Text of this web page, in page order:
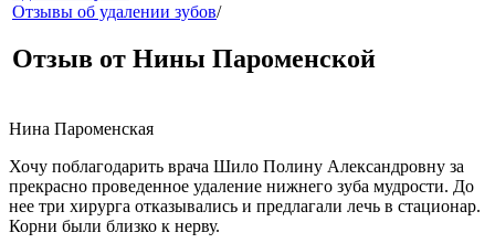
звонок
Отзывы об удалении зубов/
Отзыв от Нины Пароменской
Нина Пароменская
Хочу поблагодарить врача Шило Полину Александровну за
прекрасно проведенное удаление нижнего зуба мудрости. До
нее три хирурга отказывались и предлагали лечь в стационар.
Корни были близко к нерву.